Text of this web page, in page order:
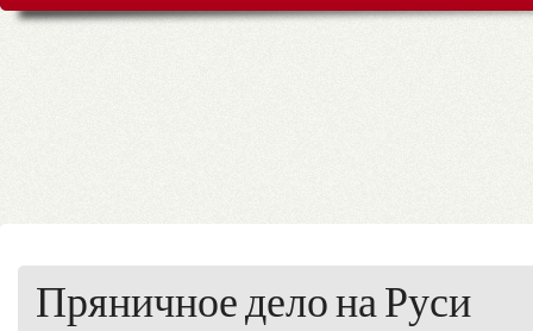
Пряничное дело на Руси